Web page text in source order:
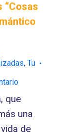
“Cosas
, Tu
que
una
de